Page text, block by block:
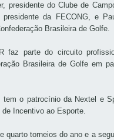
presidente do Clube de
presidente da FECONG, e
Brasileira de Golfe.
faz parte do circuito
Brasileira de Golfe em
tem o patrocínio da Nextel e
Incentivo ao Esporte.
quarto torneios do ano e a